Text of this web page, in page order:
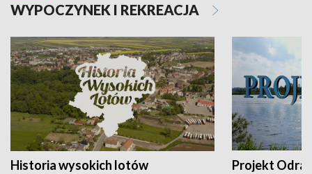
WYPOCZYNEK I REKREACJA
Historia wysokich lotów Projekt Odra